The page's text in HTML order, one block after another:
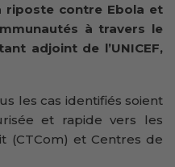
contre Ebola et
à travers le
adjoint de l’UNICEF,
les cas identifiés soient
et rapide vers les
(CTCom) et Centres de